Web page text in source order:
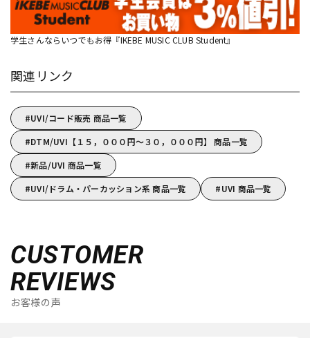
学生さんならいつでもお得『IKEBE MUSIC CLUB Student』
関連リンク
UVI/コード販売 商品一覧
DTM/UVI【１５，０００円～３０，０００円】 商品一覧
新品/UVI 商品一覧
UVI/ドラム・パーカッション系 商品一覧
UVI 商品一覧
CUSTOMER
REVIEWS
お客様の声